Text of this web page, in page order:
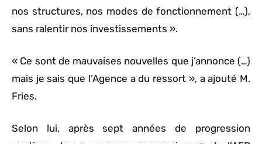
nos structures, nos modes de fonctionnement (…),
sans ralentir nos investissements ».
« Ce sont de mauvaises nouvelles que j’annonce (…)
mais je sais que l’Agence a du ressort », a ajouté M.
Fries.
Selon lui, après sept années de progression